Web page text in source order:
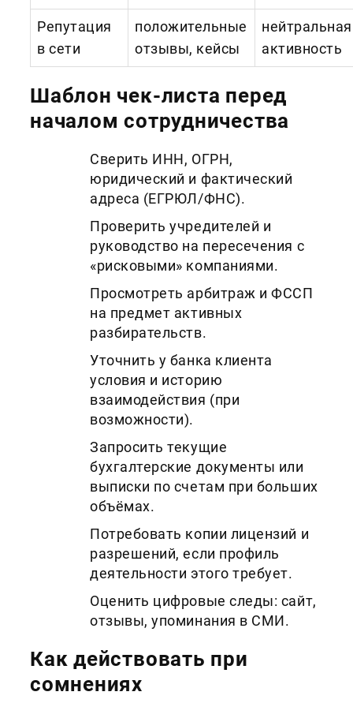
Репутация
в сети
положительные
отзывы, кейсы
нейтральная
активность
Шаблон чек‑листа перед
началом сотрудничества
Сверить ИНН, ОГРН,
юридический и фактический
адреса (ЕГРЮЛ/ФНС).
Проверить учредителей и
руководство на пересечения с
«рисковыми» компаниями.
Просмотреть арбитраж и ФССП
на предмет активных
разбирательств.
Уточнить у банка клиентa
условия и историю
взаимодействия (при
возможности).
Запросить текущие
бухгалтерские документы или
выписки по счетам при больших
объёмах.
Потребовать копии лицензий и
разрешений, если профиль
деятельности этого требует.
Оценить цифровые следы: сайт,
отзывы, упоминания в СМИ.
Как действовать при
сомнениях